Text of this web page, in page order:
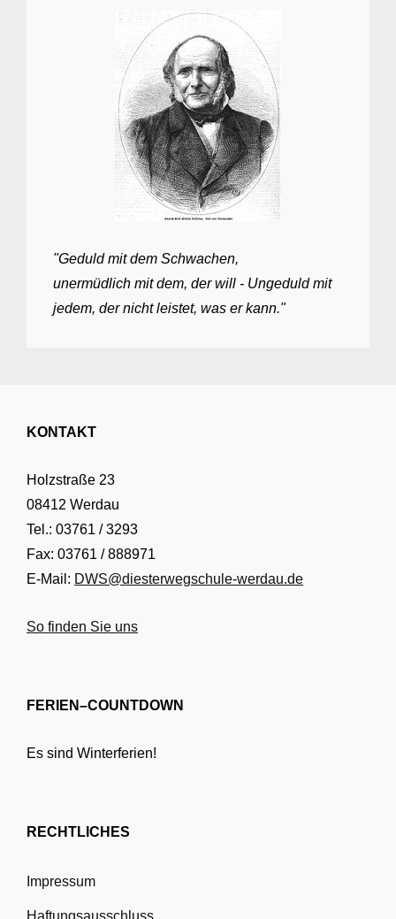
"Geduld mit dem Schwachen,
unermüdlich mit dem, der will - Ungeduld mit
jedem, der nicht leistet, was er kann."
KONTAKT
Holzstraße 23
08412 Werdau
Tel.: 03761 / 3293
Fax: 03761 / 888971
E-Mail: DWS@diesterwegschule-werdau.de
So finden Sie uns
FERIEN–COUNTDOWN
Es sind Winterferien!
RECHTLICHES
Impressum